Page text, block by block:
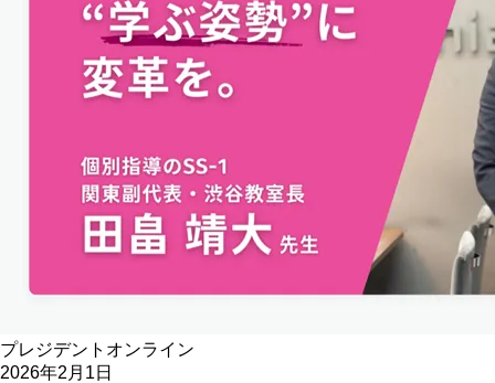
プレジデントオンライン
2026年2月1日